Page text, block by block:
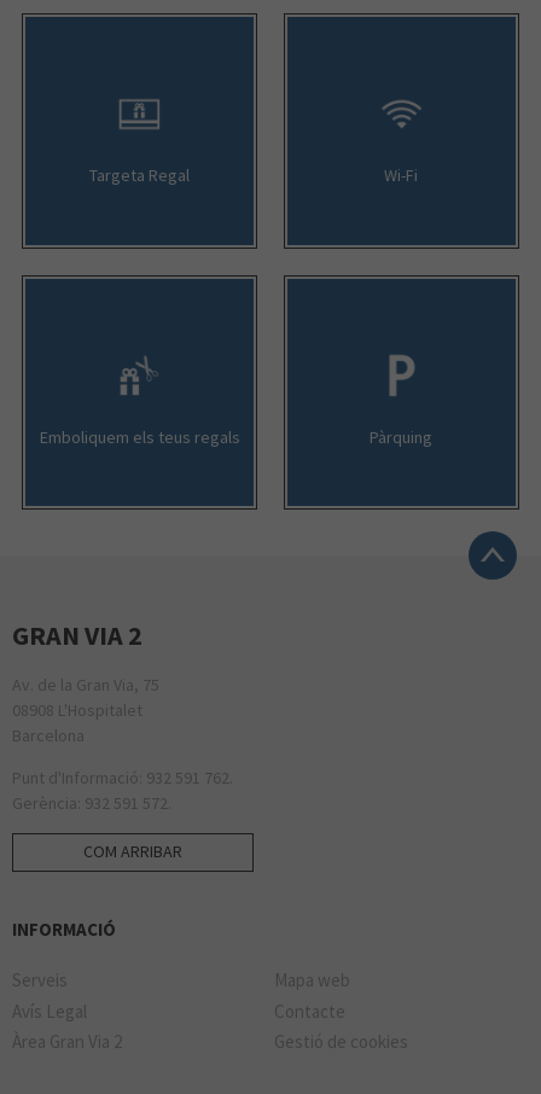
Targeta Regal Wi-Fi
Emboliquem els teus regals Pàrquing
GRAN VIA 2
Av. de la Gran Via, 75
08908 L'Hospitalet
Barcelona
Punt d'Informació: 932 591 762.
Gerència: 932 591 572.
COM ARRIBAR
INFORMACIÓ
Serveis
Mapa web
Avís Legal
Contacte
Àrea Gran Via 2
Gestió de cookies